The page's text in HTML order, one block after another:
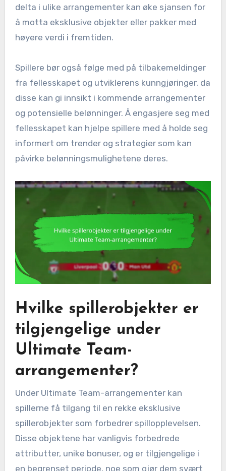
delta i ulike arrangementer kan øke sjansen for
å motta eksklusive objekter eller pakker med
høyere verdi i fremtiden.
Spillere bør også følge med på tilbakemeldinger
fra fellesskapet og utviklerens kunngjøringer, da
disse kan gi innsikt i kommende arrangementer
og potensielle belønninger. Å engasjere seg med
fellesskapet kan hjelpe spillere med å holde seg
informert om trender og strategier som kan
påvirke belønningsmulighetene deres.
Hvilke spillerobjekter er
tilgjengelige under
Ultimate Team-
arrangementer?
Under Ultimate Team-arrangementer kan
spillerne få tilgang til en rekke eksklusive
spillerobjekter som forbedrer spillopplevelsen.
Disse objektene har vanligvis forbedrede
attributter, unike bonuser, og er tilgjengelige i
en begrenset periode, noe som gjør dem svært